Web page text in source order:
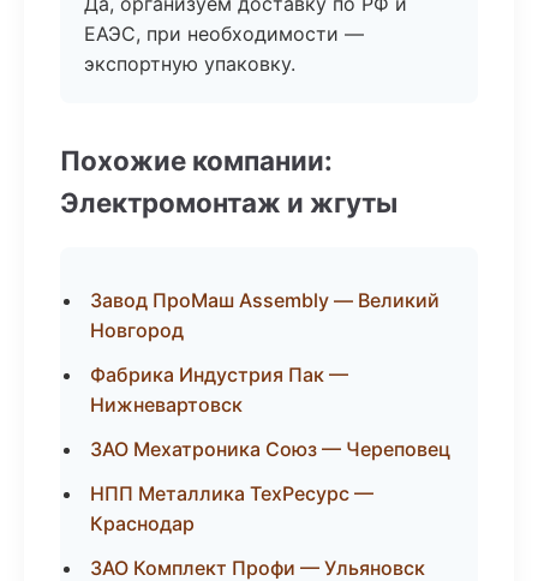
ЕАЭС, при необходимости —
экспортную упаковку.
Похожие компании:
Электромонтаж и жгуты
Завод ПроМаш Assembly — Великий
Новгород
Фабрика Индустрия Пак —
Нижневартовск
ЗАО Мехатроника Союз — Череповец
НПП Металлика ТехРесурс —
Краснодар
ЗАО Комплект Профи — Ульяновск